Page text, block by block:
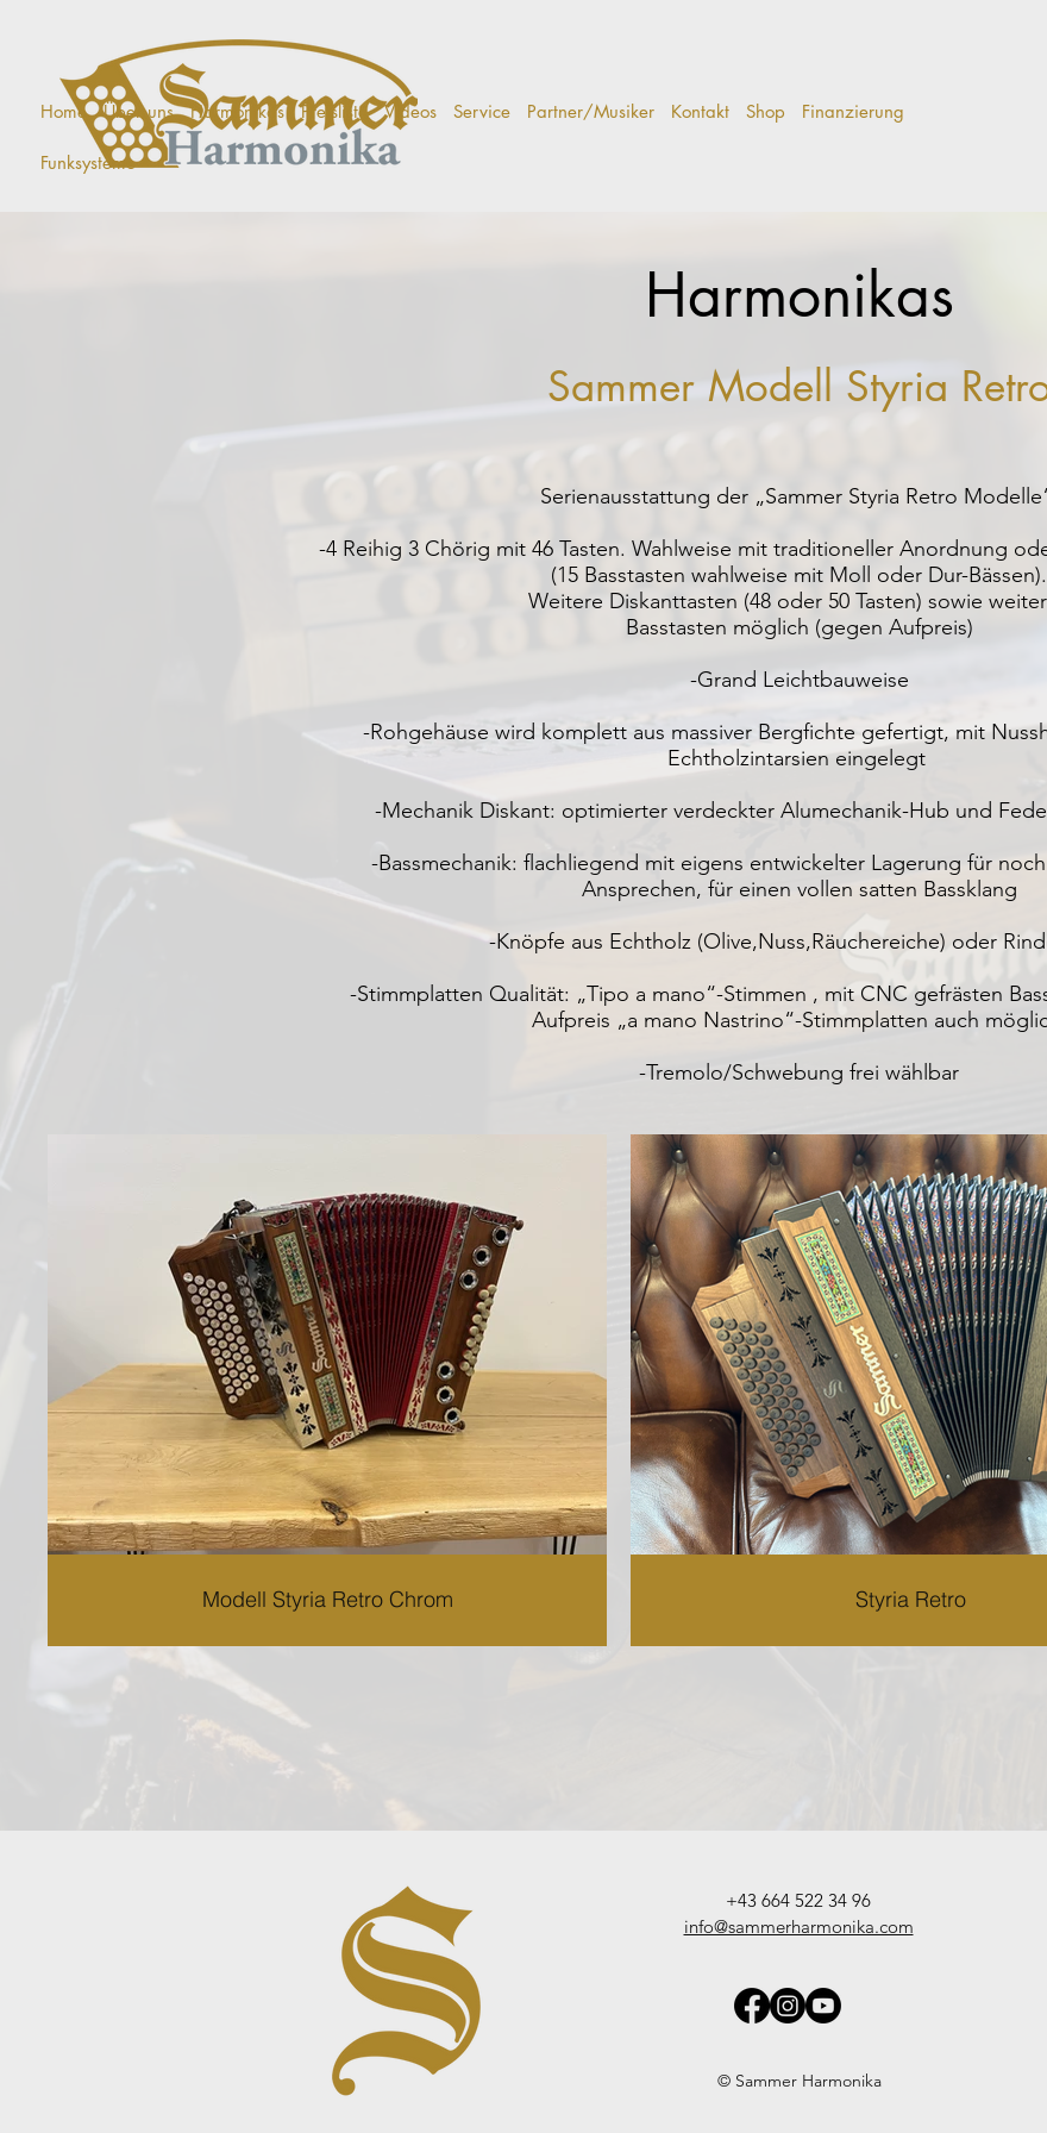
Home Über uns Harmonikas Preisliste Videos Service Partner/Musiker Kontakt Shop Finanzierung
Funksysteme
Harmonikas
Sammer Modell Styria
Serienausstattung der „Sammer Styria Retro
-4 Reihig 3 Chörig mit 46 Tasten. Wahlweise mit traditioneller Anordnung
(15 Basstasten wahlweise mit Moll oder Dur-Bässen).
Weitere Diskanttasten (48 oder 50 Tasten) sowie
Basstasten möglich (gegen Aufpreis)
-Grand Leichtbauweise
-Rohgehäuse wird komplett aus massiver Bergfichte gefertigt, mit
Echtholzintarsien eingelegt
-Mechanik Diskant: optimierter verdeckter Alumechanik-Hub und
-Bassmechanik: flachliegend mit eigens entwickelter Lagerung für
Ansprechen, für einen vollen satten Bassklang
-Knöpfe aus Echtholz (Olive,Nuss,Räuchereiche) oder
-Stimmplatten Qualität: „Tipo a mano“-Stimmen , mit CNC gefrästen
Aufpreis „a mano Nastrino“-Stimmplatten auch
-Tremolo/Schwebung frei wählbar
Modell Styria Retro Chrom Styria Retro
+43 664 522 34 96
info@sammerharmonika.com
© Sammer Harmonika